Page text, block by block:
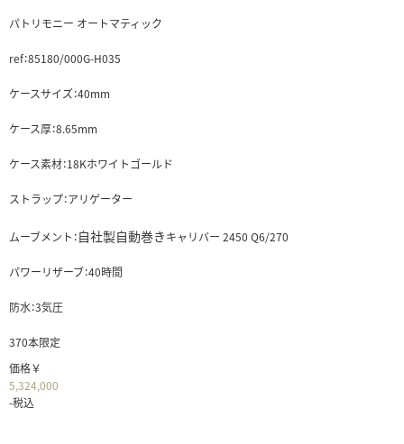
パトリモニー オートマティック
ref：85180/000G-H035
ケースサイズ：40mm
ケース厚：8.65mm
ケース素材：18Kホワイトゴールド
ストラップ：アリゲーター
ムーブメント：自社製自動巻きキャリバー 2450 Q6/270
パワーリザーブ：40時間
防水：3気圧
370本限定
価格￥
5,324,000
-税込